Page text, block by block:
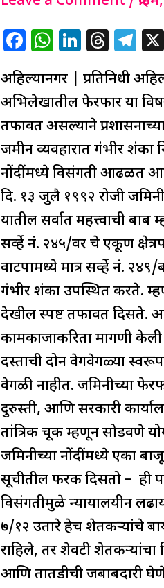
F
c
e
b
o
o
k
W
at
s
A
p
p
Li
n
k
e
dI
n
T
h
re
a
d
s
T
el
e
g
ra
m
अहिल्यानगर | प्रतिनिधी
अभिलेखातील फेरफार या
तफावत असल्याने
जमीन व्यवहारात गंभीर शंका
नोंदींमध्ये विसंगती आढळत
दि. १३ जुलै १९९२ रोजी
यातील सर्वात महत्त्वाची
सर्व्हे नं. २४५/वर चे एकूण
वाटपामध्ये मात्र सर्व्हे नं.
गंभीर शंका उपस्थित करते.
देखील स्पष्ट तफावत दिसते.
कामकाजाकरिता मागणी
दस्ताची दोन वेगवेगळ्या
वेगळी नाहीत. जमिनीच्या
दुरुस्ती, आणि सरकारी
तांत्रिक चूक म्हणून सोडवणे
जमिनीच्या नोंदींमध्ये एका
सूचीतील फरक दिसतो – ही
विसंगतीमुळे न्यायालयीन
७/१२ उतारे हेच शेतकऱ्यांचे
राहिले, तर शेवटी शेतकऱ्यांचा
आणि तातडीची जबाबदारी
की
दुरुपयोग?
महसूल
नोंदींवर
गंभीर
प्रश्नचिन्ह